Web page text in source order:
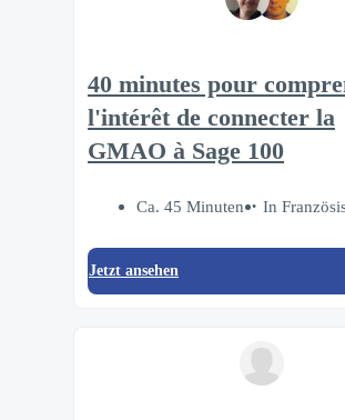
40 minutes pour
l'intérêt de connecter la
GMAO à Sage 100
Ca. 45 Minuten In
Jetzt ansehen